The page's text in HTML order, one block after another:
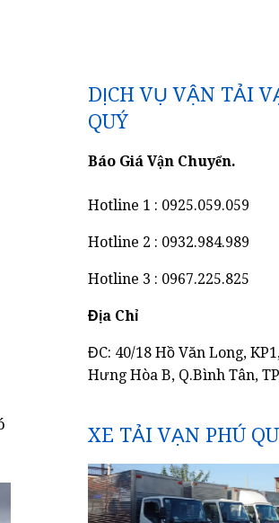
DỊCH VỤ VẬN TẢI
QUÝ
Báo Giá Vận Chuyển.
Hotline 1 : 0925.059.059
Hotline 2 : 0932.984.989
Hotline 3 : 0967.225.825
Địa Chỉ
ĐC: 40/18 Hồ Văn Long,
Hưng Hòa B, Q.Bình Tân,
XE TẢI VẠN PHÚ